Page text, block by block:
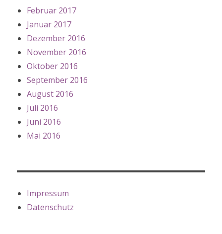
Februar 2017
Januar 2017
Dezember 2016
November 2016
Oktober 2016
September 2016
August 2016
Juli 2016
Juni 2016
Mai 2016
Impressum
Datenschutz